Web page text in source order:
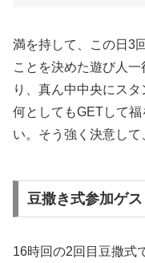
満を持して、この日3
ことを決めた遊び人
り、真ん中中央にス
何としてもGETして
い。そう強く決意して
豆撒き式参加ゲス
16時回の2回目豆撒式